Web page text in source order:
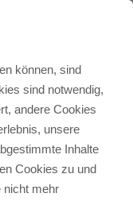
Links. Kaufst
Mehrkosten für
können, sind
sind notwendig,
andere Cookies
unsere
Inhalte
Cookies zu und
nicht mehr